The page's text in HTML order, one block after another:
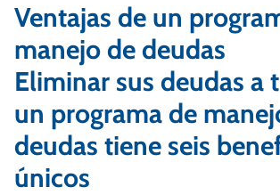
Ventajas de un
manejo de deudas
Eliminar sus deudas a
un programa de
deudas tiene seis
únicos